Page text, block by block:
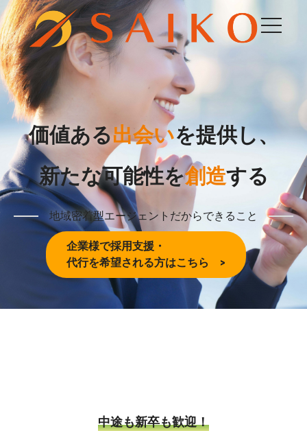
価値ある出会いを提供し、
新たな可能性を創造する
地域密着型エージェントだからできること
企業様で採用支援・
代行を希望される方はこちら >
中途も新卒も歓迎！